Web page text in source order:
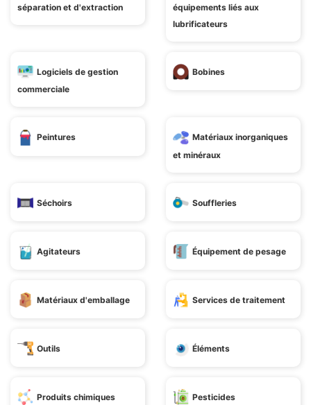
séparation et d'extraction
équipements liés aux
lubrificateurs
Logiciels de gestion
commerciale
Bobines
Peintures
Matériaux inorganiques
et minéraux
Séchoirs Souffleries
Agitateurs Équipement de pesage
Matériaux d'emballage Services de traitement
Outils Éléments
Produits chimiques Pesticides